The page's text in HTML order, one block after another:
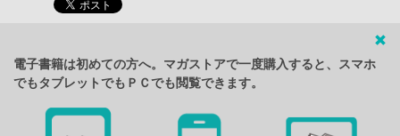
電子書籍は初めての方へ。マガストアで一度購入すると、スマホ
でもタブレットでもＰＣでも閲覧できます。